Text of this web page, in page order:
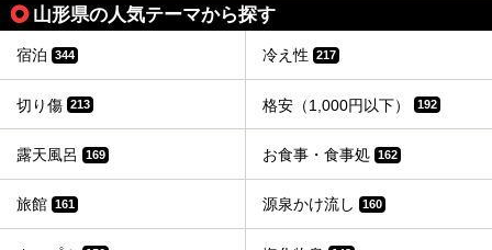
山形県の人気テーマから探す
宿泊 344 冷え性 217
切り傷 213 格安（1,000円以下） 192
露天風呂 169 お食事・食事処 162
旅館 161 源泉かけ流し 160